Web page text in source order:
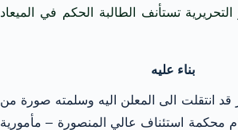
تستأنف الطالبة الحكم في الميعاد
بناء عليه
قد انتقلت الى المعلن اليه وسلمته صورة من
محكمة استئناف عالي المنصورة – مأمورية